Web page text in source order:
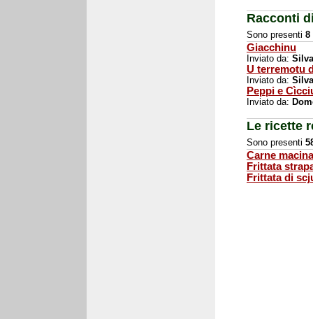
Racconti
Sono presenti 8
Giacchinu
Inviato da:
U terremotu
Inviato da:
Peppi e
Inviato da:
Le ricette
Sono presenti
Carne
Frittata
Frittata di